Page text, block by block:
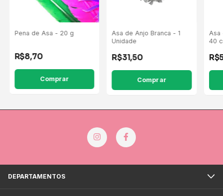
Pena de Asa - 20 g
R$8,70
Comprar
Asa de Anjo Branca - 1
Unidade
R$31,50
Comprar
Asa
40
DEPARTAMENTOS